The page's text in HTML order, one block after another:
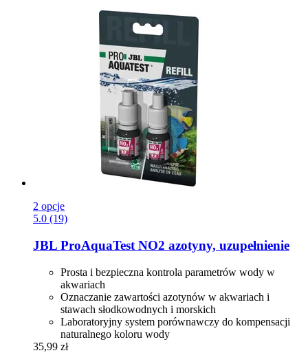
2 opcje
5.0 (19)
JBL ProAquaTest NO2 azotyny, uzupełnienie
Prosta i bezpieczna kontrola parametrów wody w
akwariach
Oznaczanie zawartości azotynów w akwariach i
stawach słodkowodnych i morskich
Laboratoryjny system porównawczy do kompensacji
naturalnego koloru wody
35,99 zł